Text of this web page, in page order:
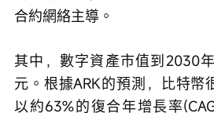
合約網絡主導。
其中，數字資產市值到2030
元。根據ARK的預測，比特幣
以約63%的復合年增長率